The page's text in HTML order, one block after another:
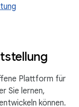
Plattform für
Sie lernen,
können.